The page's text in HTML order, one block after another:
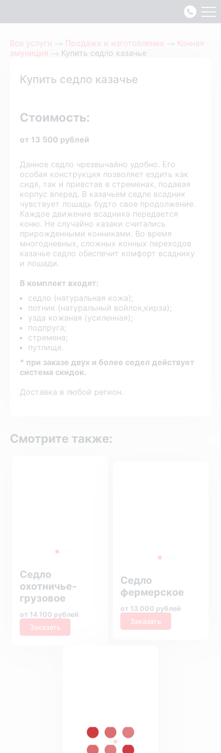
Все услуги Продажа и изготовление
Конная
амуниция
Купить седло казачье
Купить седло казачье
Стоимость:
от 13 500 рублей
Данное седло чрезвычайно удобно. Его
особая конструкция позволяет ездить как
сидя, так и привстав в стременах, подавая
корпус вперед. В казачьем седле всадник
чувствует лошадь будто свое продолжение.
Каждое движение всадника передается
коню. Не случайно казаки считались
прирожденными конниками. Во время
многодневных, сложных конных переходов
казачье седло обеспечит комфорт всаднику
и лошади.
В комплект входят:
седло (натуральная кожа);
потник (натуральный войлок,кирза);
узда кожаная (усиленная);
подпруга;
стремена;
путлище.
* при заказе двух и более седел действует
система скидок.
Доставка в любой регион.
Смотрите также:
Седло
охотничье-
грузовое
от 14 100 рублей
Заказать
Седло
фермерское
от 13 000 рублей
Заказать